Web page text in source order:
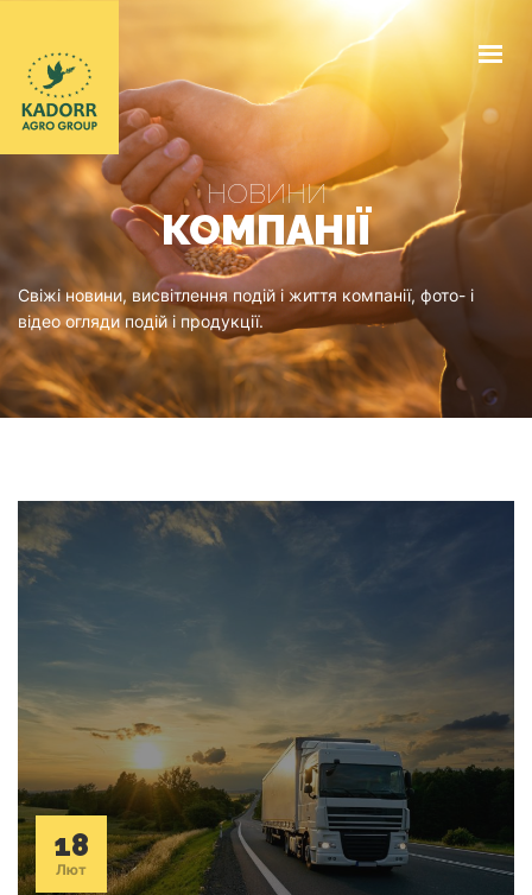
КОМПАНІЯ
ЕЛЕВАТОР
ЗАКУПІВЕЛЬНІ ЦІНИ
ДОГОВІРНА БАЗА
НАШІ ДОКУМЕНТИ
НОВИНИ
НОВИНИ
КОМПАНІЇ
Свіжі новини, висвітлення подій і життя компанії, фото- і
відео огляди подій і продукції.
18
Лют